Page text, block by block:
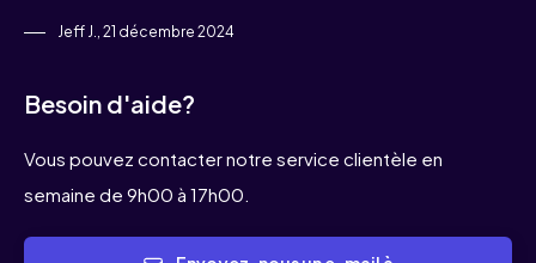
Jeff J., 21 décembre 2024
Besoin d'aide?
Vous pouvez contacter notre service clientèle en
semaine de 9h00 à 17h00.